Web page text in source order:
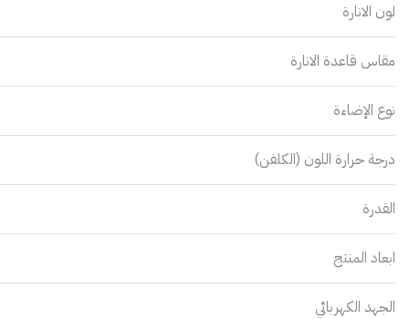
لون الانارة
مقاس قاعدة الانارة
نوع الإضاءة
درجة حرارة اللون (الكلفن)
القدرة
ابعاد المنتج
الجهد الكهربائي